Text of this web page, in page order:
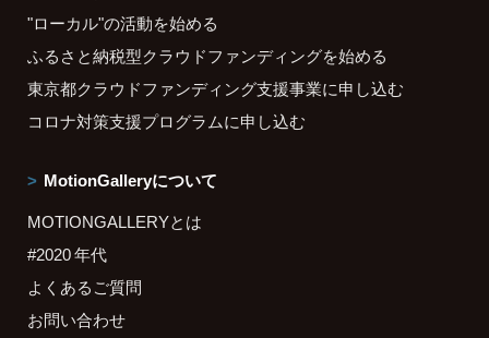
"ローカル"の活動を始める
ふるさと納税型クラウドファンディングを始める
東京都クラウドファンディング支援事業に申し込む
コロナ対策支援プログラムに申し込む
MotionGalleryについて
MOTIONGALLERYとは
#2020 年代
よくあるご質問
お問い合わせ